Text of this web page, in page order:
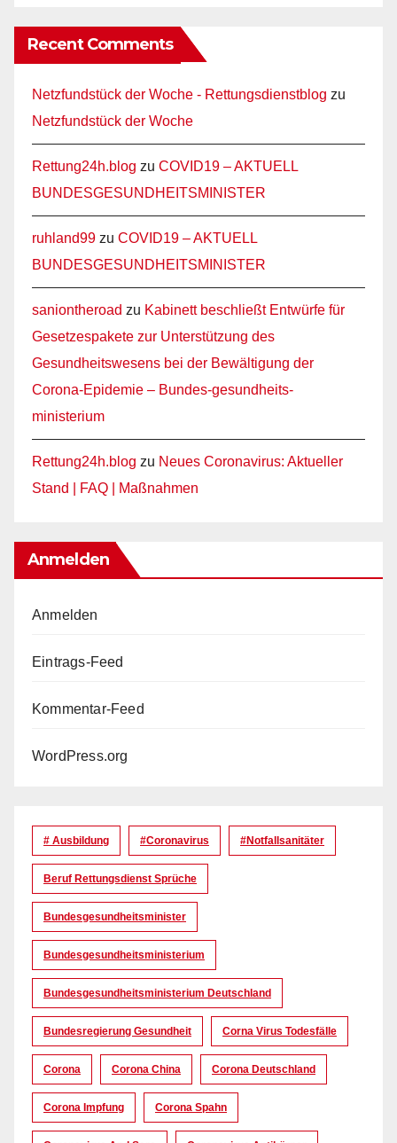
Recent Comments
Netzfundstück der Woche - Rettungsdienstblog zu
Netzfundstück der Woche
Rettung24h.blog zu COVID19 – AKTUELL
BUNDESGESUNDHEITSMINISTER
ruhland99 zu COVID19 – AKTUELL
BUNDESGESUNDHEITSMINISTER
saniontheroad zu Kabinett beschließt Entwürfe für
Gesetzespakete zur Unterstützung des
Gesundheitswesens bei der Bewältigung der
Corona-Epidemie – Bundes-gesundheits-
ministerium
Rettung24h.blog zu Neues Coronavirus: Aktueller
Stand | FAQ | Maßnahmen
Anmelden
Anmelden
Eintrags-Feed
Kommentar-Feed
WordPress.org
# Ausbildung #coronavirus #Notfallsanitäter
Beruf Rettungsdienst Sprüche
Bundesgesundheitsminister
Bundesgesundheitsministerium
Bundesgesundheitsministerium Deutschland
Bundesregierung Gesundheit Corna Virus Todesfälle
Corona Corona China Corona Deutschland
Corona Impfung Corona Spahn